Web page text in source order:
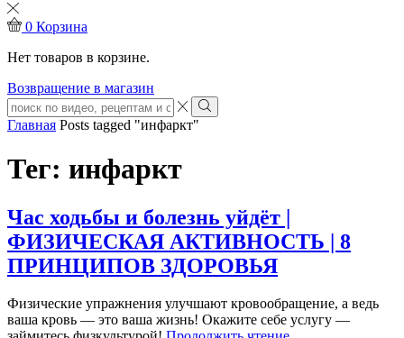
0 Корзина
Нет товаров в корзине.
Возвращение в магазин
Search
input
Search
Главная Posts tagged "инфаркт"
Тег: инфаркт
Час ходьбы и болезнь уйдёт |
ФИЗИЧЕСКАЯ АКТИВНОСТЬ | 8
ПРИНЦИПОВ ЗДОРОВЬЯ
Физические упражнения улучшают кровообращение, а ведь
ваша кровь — это ваша жизнь! Окажите себе услугу —